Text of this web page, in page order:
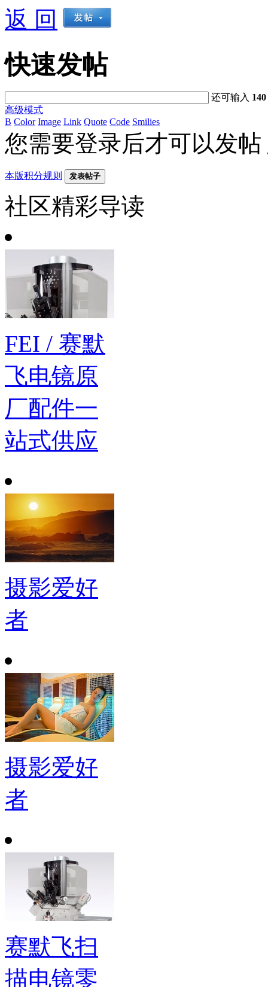
返 回
快速发帖
还可输入 140
高级模式
B Color Image Link Quote Code Smilies
您需要登录后才可以发帖
本版积分规则 发表帖子
社区精彩导读
FEI / 赛默
飞电镜原
厂配件一
站式供应
摄影爱好
者
摄影爱好
者
赛默飞扫
描电镜零